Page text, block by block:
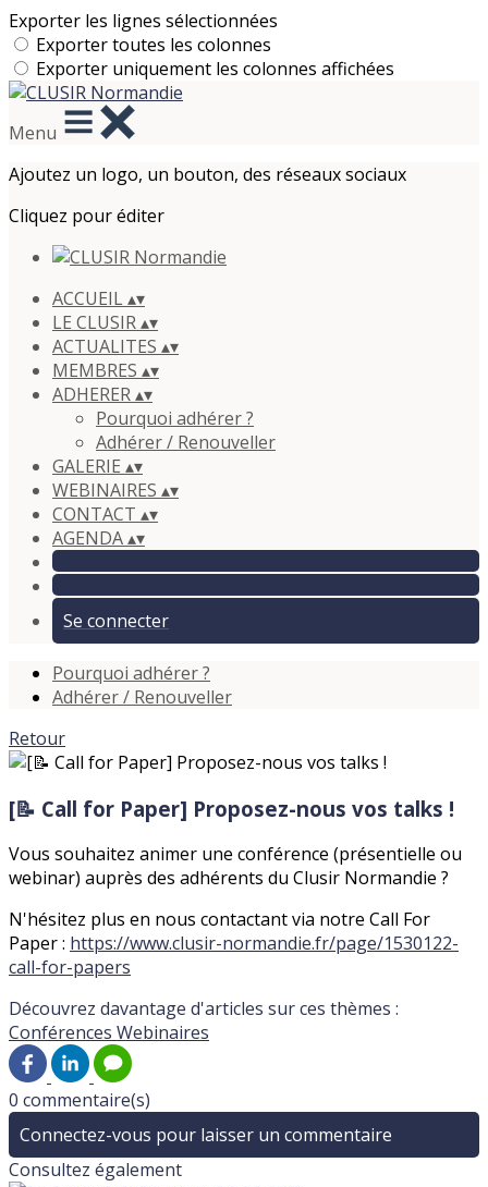
Exporter les lignes sélectionnées
Exporter toutes les colonnes
Exporter uniquement les colonnes affichées
Menu
Ajoutez un logo, un bouton, des réseaux sociaux
Cliquez pour éditer
ACCUEIL▴▾
LE CLUSIR▴▾
ACTUALITES ▴▾
MEMBRES ▴▾
ADHERER▴▾
Pourquoi adhérer ?
Adhérer / Renouveller
GALERIE ▴▾
WEBINAIRES ▴▾
CONTACT ▴▾
AGENDA▴▾
Se connecter
Pourquoi adhérer ?
Adhérer / Renouveller
Retour
[📝 Call for Paper] Proposez-nous vos talks !
Vous souhaitez animer une conférence (présentielle ou
webinar) auprès des adhérents du Clusir Normandie ?
N'hésitez plus en nous contactant via notre Call For
Paper : https://www.clusir-normandie.fr/page/1530122-
call-for-papers
Découvrez davantage d'articles sur ces thèmes :
Conférences Webinaires
0 commentaire(s)
Connectez-vous pour laisser un commentaire
Consultez également